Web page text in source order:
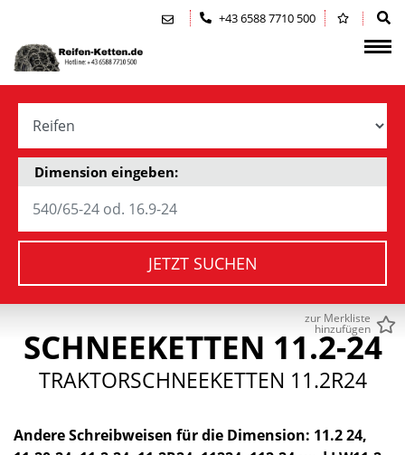
Zum Inhalt springen (Alt+0)
Zum Hauptmenü springen (Alt+1)+43 6588 7710 500
Dimension eingeben:
JETZT SUCHEN
zur Merkliste
hinzufügen
SCHNEEKETTEN 11.2-24
TRAKTORSCHNEEKETTEN 11.2R24
Andere Schreibweisen für die Dimension: 11.2 24,